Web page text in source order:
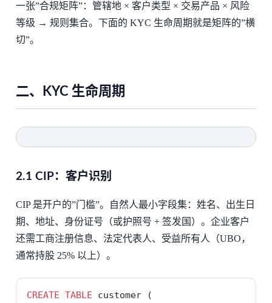
一张”合规矩阵”：管辖地 × 客户类型 × 交易产品 × 风险
等级 → 规则集合。下面的 KYC 生命周期就是矩阵的”横
切”。
二、KYC 生命周期
2.1 CIP：客户识别
CIP 是开户的”门槛”。自然人最小字段集：姓名、出生日
期、地址、身份证号（或护照号 + 签发国）。企业客户
还需工商注册信息、法定代表人、受益所有人（UBO，
通常持股 25% 以上）。
CREATE TABLE customer (